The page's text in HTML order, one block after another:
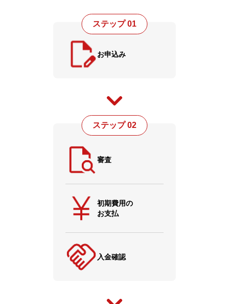
ステップ 01
お申込み
ステップ 02
審査
初期費用の
お支払
入金確認